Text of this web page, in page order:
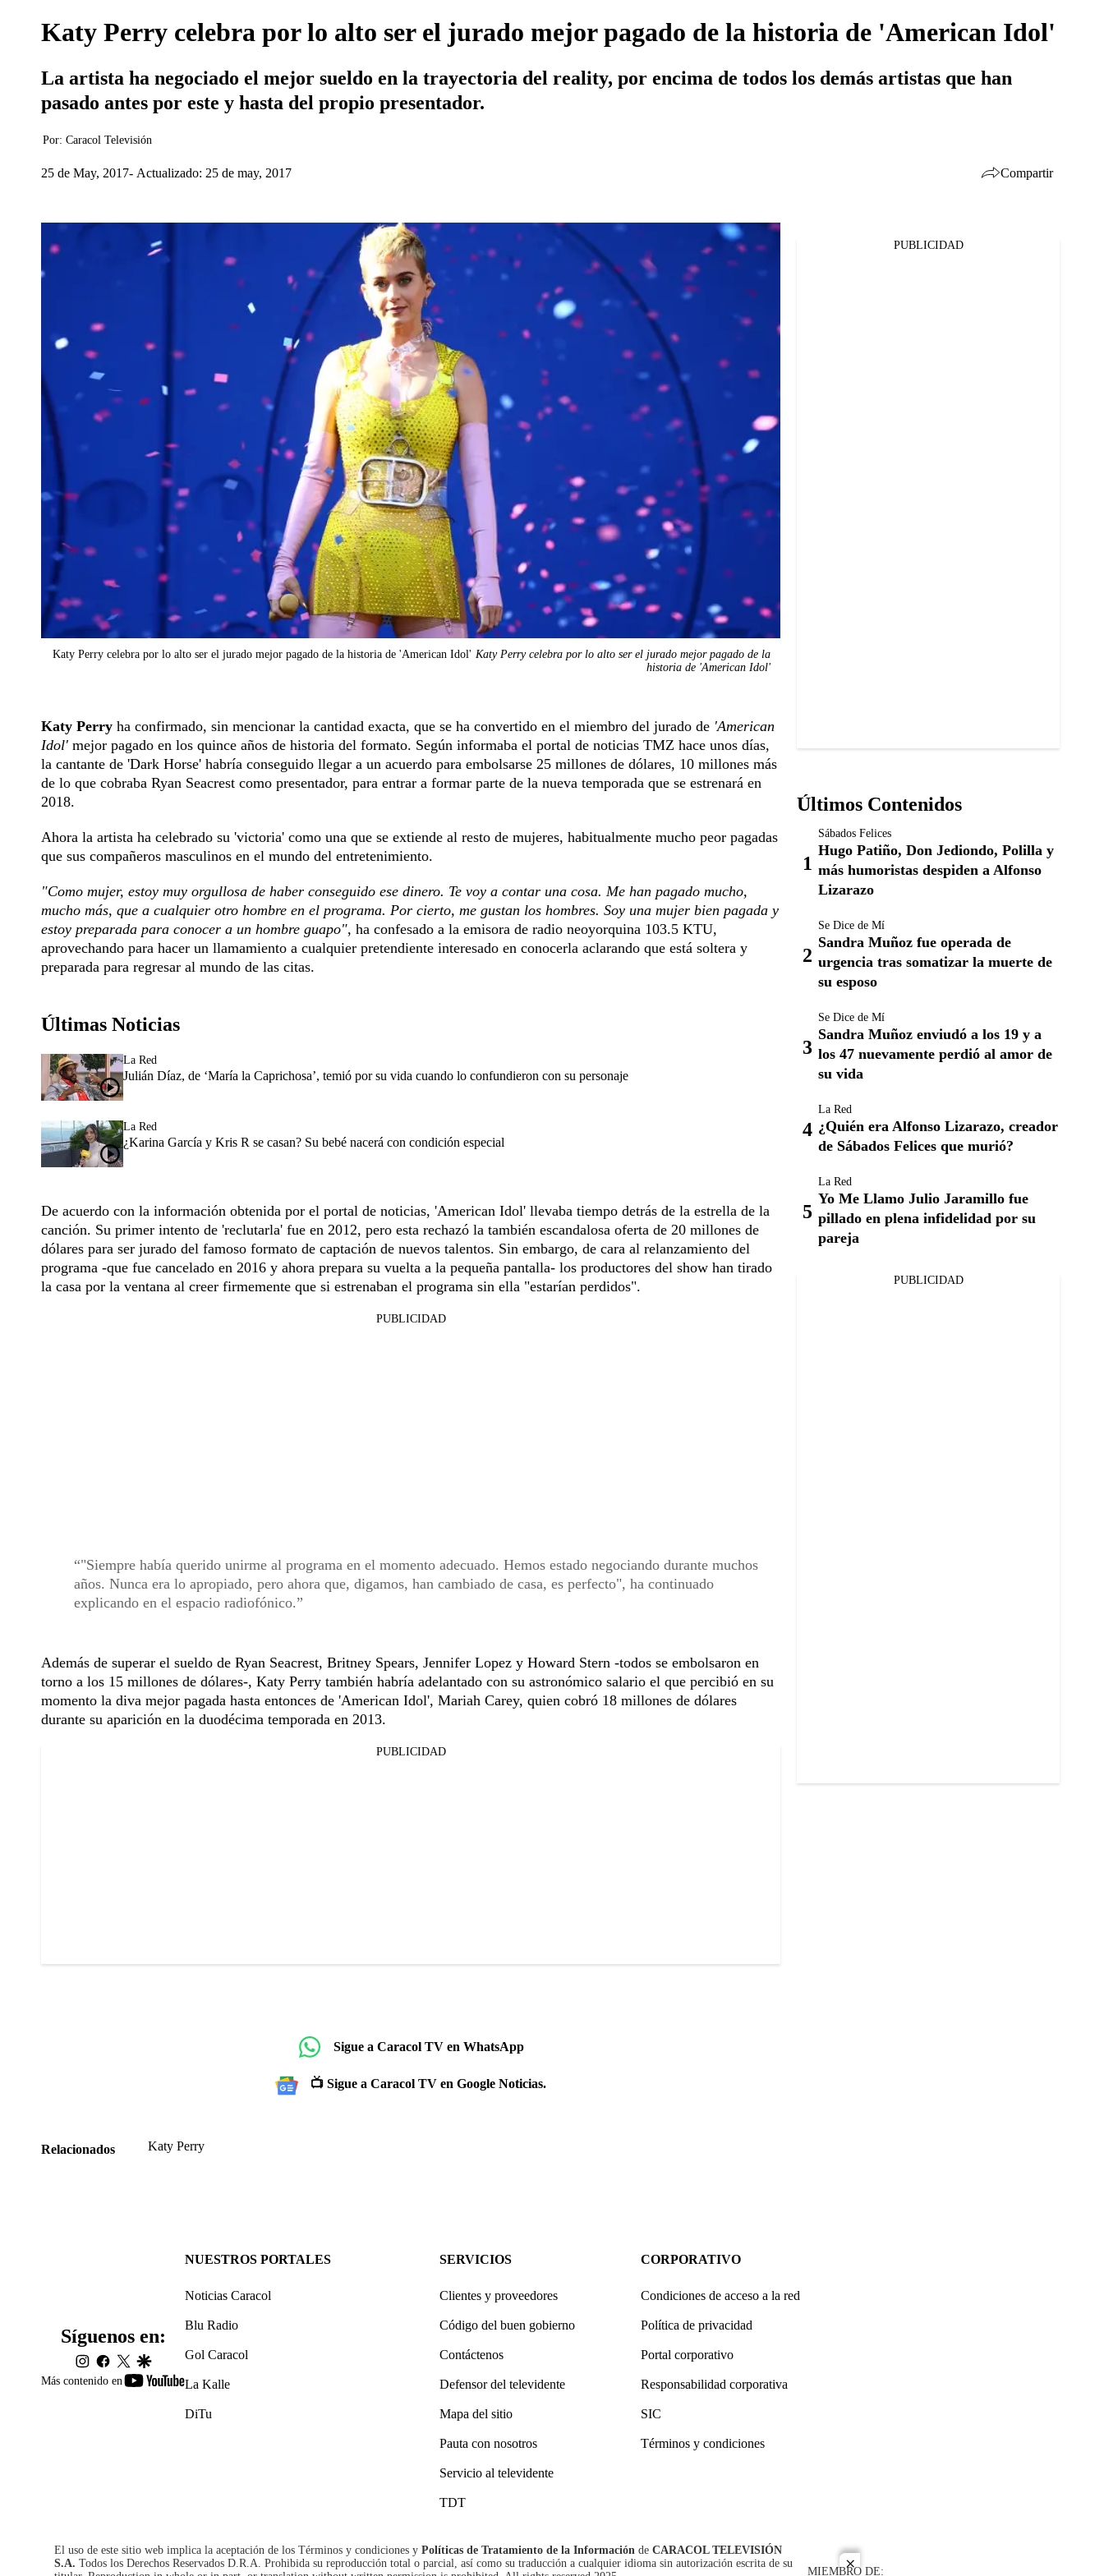
close
Katy Perry celebra por lo alto ser el jurado mejor pagado de la historia de 'American Idol'
La artista ha negociado el mejor sueldo en la trayectoria del reality, por encima de todos los demás artistas que han
pasado antes por este y hasta del propio presentador.
Por: Caracol Televisión
25 de May, 2017 Actualizado: 25 de may, 2017 Compartir
Katy Perry celebra por lo alto ser el jurado mejor pagado de la historia de 'American Idol' Katy Perry celebra por lo alto ser el jurado mejor pagado de la
historia de 'American Idol'
Katy Perry ha confirmado, sin mencionar la cantidad exacta, que se ha convertido en el miembro del jurado de 'American
Idol' mejor pagado en los quince años de historia del formato. Según informaba el portal de noticias TMZ hace unos días,
la cantante de 'Dark Horse' habría conseguido llegar a un acuerdo para embolsarse 25 millones de dólares, 10 millones más
de lo que cobraba Ryan Seacrest como presentador, para entrar a formar parte de la nueva temporada que se estrenará en
2018.
Ahora la artista ha celebrado su 'victoria' como una que se extiende al resto de mujeres, habitualmente mucho peor pagadas
que sus compañeros masculinos en el mundo del entretenimiento.
"Como mujer, estoy muy orgullosa de haber conseguido ese dinero. Te voy a contar una cosa. Me han pagado mucho,
mucho más, que a cualquier otro hombre en el programa. Por cierto, me gustan los hombres. Soy una mujer bien pagada y
estoy preparada para conocer a un hombre guapo", ha confesado a la emisora de radio neoyorquina 103.5 KTU,
aprovechando para hacer un llamamiento a cualquier pretendiente interesado en conocerla aclarando que está soltera y
preparada para regresar al mundo de las citas.
Últimas Noticias
La Red
Julián Díaz, de ‘María la Caprichosa’, temió por su vida cuando lo confundieron con su personaje
La Red
¿Karina García y Kris R se casan? Su bebé nacerá con condición especial
De acuerdo con la información obtenida por el portal de noticias, 'American Idol' llevaba tiempo detrás de la estrella de la
canción. Su primer intento de 'reclutarla' fue en 2012, pero esta rechazó la también escandalosa oferta de 20 millones de
dólares para ser jurado del famoso formato de captación de nuevos talentos. Sin embargo, de cara al relanzamiento del
programa -que fue cancelado en 2016 y ahora prepara su vuelta a la pequeña pantalla- los productores del show han tirado
la casa por la ventana al creer firmemente que si estrenaban el programa sin ella "estarían perdidos".
PUBLICIDAD
"Siempre había querido unirme al programa en el momento adecuado. Hemos estado negociando durante muchos
años. Nunca era lo apropiado, pero ahora que, digamos, han cambiado de casa, es perfecto", ha continuado
explicando en el espacio radiofónico.
Además de superar el sueldo de Ryan Seacrest, Britney Spears, Jennifer Lopez y Howard Stern -todos se embolsaron en
torno a los 15 millones de dólares-, Katy Perry también habría adelantado con su astronómico salario el que percibió en su
momento la diva mejor pagada hasta entonces de 'American Idol', Mariah Carey, quien cobró 18 millones de dólares
durante su aparición en la duodécima temporada en 2013.
PUBLICIDAD
Sigue a Caracol TV en WhatsApp
📺 Sigue a Caracol TV en Google Noticias.
Relacionados Katy Perry
PUBLICIDAD
Últimos Contenidos
Sábados Felices
Hugo Patiño, Don Jediondo, Polilla y
más humoristas despiden a Alfonso
Lizarazo
Se Dice de Mí
Sandra Muñoz fue operada de
urgencia tras somatizar la muerte de
su esposo
Se Dice de Mí
Sandra Muñoz enviudó a los 19 y a
los 47 nuevamente perdió al amor de
su vida
La Red
¿Quién era Alfonso Lizarazo, creador
de Sábados Felices que murió?
La Red
Yo Me Llamo Julio Jaramillo fue
pillado en plena infidelidad por su
pareja
PUBLICIDAD
Más contenido en
youtube-
Síguenos en:
instagram
facebook
twittergoogle
NUESTROS PORTALES
Noticias Caracol
Blu Radio
Gol Caracol
La Kalle
DiTu
SERVICIOS
Clientes y proveedores
Código del buen gobierno
Contáctenos
Defensor del televidente
Mapa del sitio
Pauta con nosotros
Servicio al televidente
TDT
CORPORATIVO
Condiciones de acceso a la red
Política de privacidad
Portal corporativo
Responsabilidad corporativa
SIC
Términos y condiciones
El uso de este sitio web implica la aceptación de los Términos y condiciones y Políticas de Tratamiento de la Información de CARACOL TELEVISIÓN
S.A. Todos los Derechos Reservados D.R.A. Prohibida su reproducción total o parcial, así como su traducción a cualquier idioma sin autorización escrita de su
MIEMBRO DE: